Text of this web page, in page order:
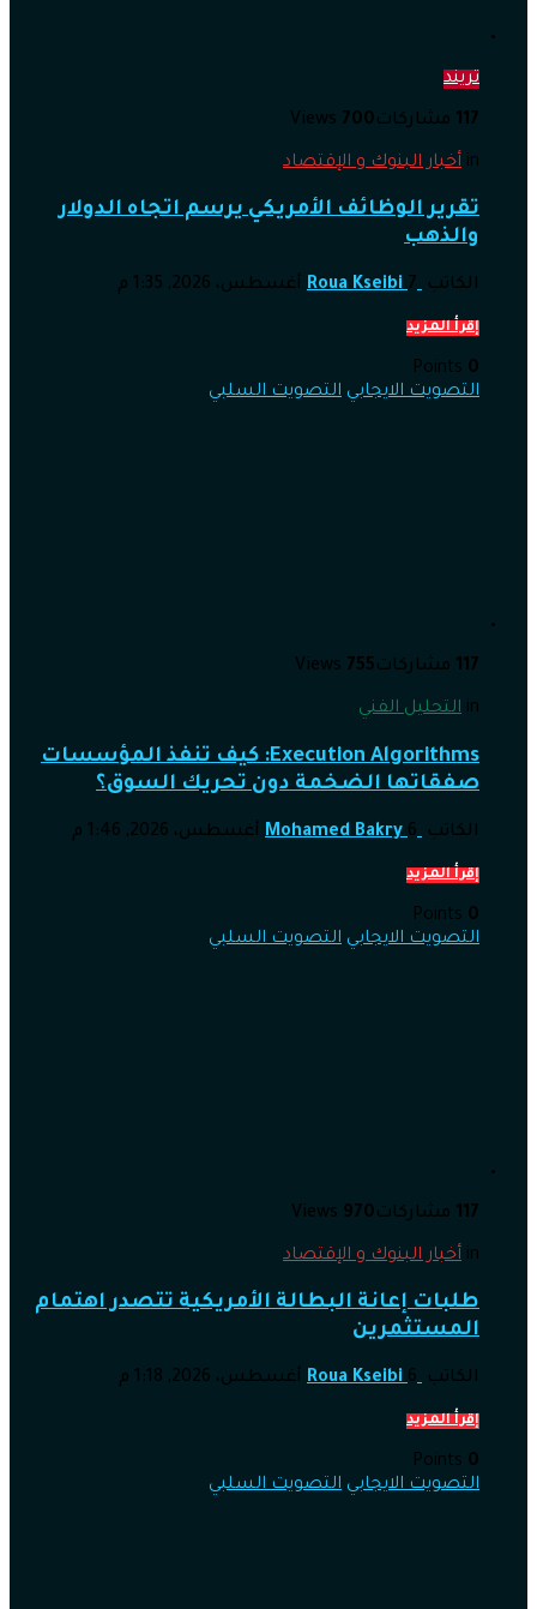
تريند
117 مشاركات700
in أخبار البنوك و الإقتصاد
تقرير الوظائف الأمريكي يرسم اتجاه الدولار
والذهب
الكاتب Roua Kseibi 7 أغسطس، 2026, 1:35 م
إقرأ المزيد
0
التصويت الايجابي التصويت السلبي
117 مشاركات755
in التحليل الفني
Execution Algorithms: كيف تنفذ المؤسسات
صفقاتها الضخمة دون تحريك السوق؟
الكاتب Mohamed Bakry 6 أغسطس، 2026, 1:46 م
إقرأ المزيد
0
التصويت الايجابي التصويت السلبي
117 مشاركات970
in أخبار البنوك و الإقتصاد
طلبات إعانة البطالة الأمريكية تتصدر اهتمام
المستثمرين
الكاتب Roua Kseibi 6 أغسطس، 2026, 1:18 م
إقرأ المزيد
0
التصويت الايجابي التصويت السلبي